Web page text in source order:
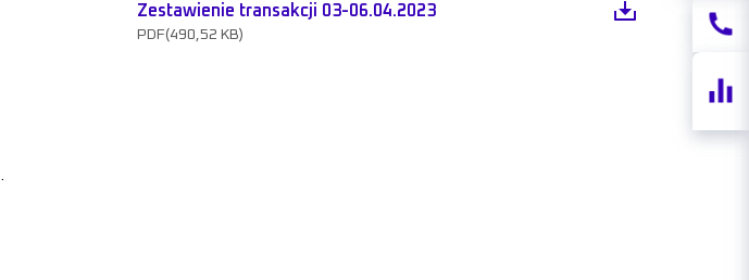
akcji
Zestawienie transakcji 03-06.04.2023
PDF(490,52 KB)